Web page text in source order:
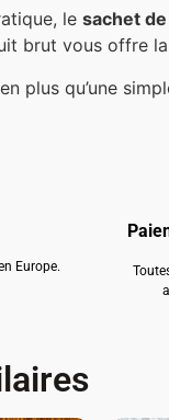
lesachet
brut vous offre
plus qu’une
Europe.